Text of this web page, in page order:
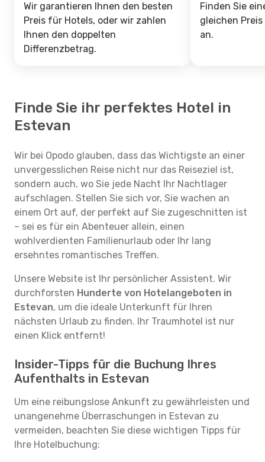
Wir garantieren Ihnen den besten
Preis für Hotels, oder wir zahlen
Ihnen den doppelten
Differenzbetrag.
Finden Sie
gleichen
an.
Finde Sie ihr perfektes Hotel in
Estevan
Wir bei Opodo glauben, dass das Wichtigste an einer
unvergesslichen Reise nicht nur das Reiseziel ist,
sondern auch, wo Sie jede Nacht Ihr Nachtlager
aufschlagen. Stellen Sie sich vor, Sie wachen an
einem Ort auf, der perfekt auf Sie zugeschnitten ist
– sei es für ein Abenteuer allein, einen
wohlverdienten Familienurlaub oder Ihr lang
ersehntes romantisches Treffen.
Unsere Website ist Ihr persönlicher Assistent. Wir
durchforsten Hunderte von Hotelangeboten in
Estevan, um die ideale Unterkunft für Ihren
nächsten Urlaub zu finden. Ihr Traumhotel ist nur
einen Klick entfernt!
Insider-Tipps für die Buchung Ihres
Aufenthalts in Estevan
Um eine reibungslose Ankunft zu gewährleisten und
unangenehme Überraschungen in Estevan zu
vermeiden, beachten Sie diese wichtigen Tipps für
Ihre Hotelbuchung: